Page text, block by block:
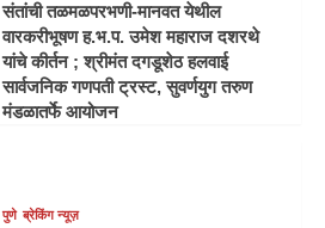
संतांची तळमळपरभणी-मानवत येथील
वारकरीभूषण ह.भ.प. उमेश महाराज दशरथे
यांचे कीर्तन ; श्रीमंत दगडूशेठ हलवाई
सार्वजनिक गणपती ट्रस्ट, सुवर्णयुग तरुण
मंडळातर्फे आयोजन
पुणे ब्रेकिंग न्यूज़